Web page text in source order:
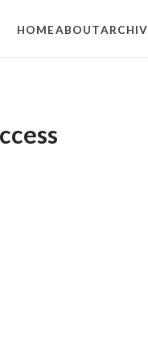
HOMEABOUTARCHIV